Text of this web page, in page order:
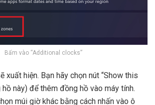
Bấm vào “Additional clocks”
xuất hiện. Bạn hãy chọn nút “Show this
này) để thêm đồng hồ vào máy tính.
múi giờ khác bằng cách nhấn vào ô